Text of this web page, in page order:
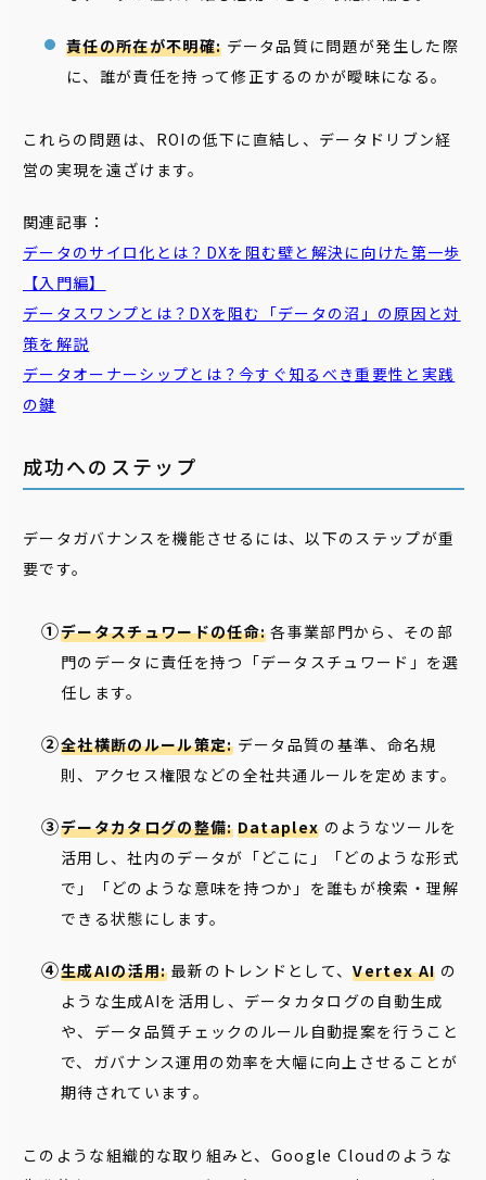
責任の所在が不明確: データ品質に問題が発生した際
に、誰が責任を持って修正するのかが曖昧になる。
これらの問題は、ROIの低下に直結し、データドリブン経
営の実現を遠ざけます。
関連記事：
データ のサイロ化とは？DXを阻む壁と解決に向けた第一歩
【入門編】
データスワンプとは？DXを阻む「データの沼」の原因と対
策を解説
データオーナーシップとは？今すぐ知るべき重要性と実践
の鍵
成功へのステップ
データガバナンスを機能させるには、以下のステップが重
要です。
データスチュワードの任命: 各事業部門から、その部
門のデータに責任を持つ「データスチュワード」を選
任します。
全社横断のルール策定:データ品質の基準、命名規
則、アクセス権限などの全社共通ルールを定めます。
データカタログの整備: Dataplex のようなツールを
活用し、社内のデータが「どこに」「どのような形式
で」「どのような意味を持つか」を誰もが検索・理解
できる状態にします。
生成AIの活用:最新のトレンドとして、Vertex AI の
ような生成AIを活用し、データカタログの自動生成
や、データ品質チェックのルール自動提案を行うこと
で、ガバナンス運用の効率を大幅に向上させることが
期待されています。
このような組織的な取り組みと、Google Cloudのような